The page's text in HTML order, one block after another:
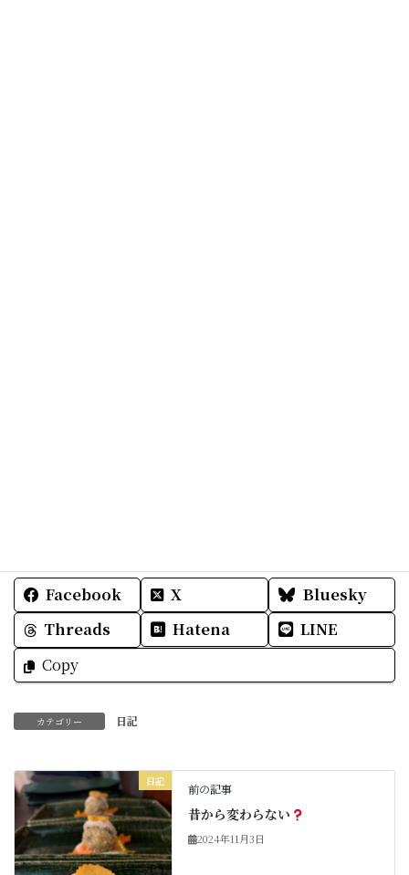
Facebook X
Bluesky
Threads
Hatena
LINE
Copy
カテゴリー 日記
日記
前の記事
昔から変わらない
2024年11月3日